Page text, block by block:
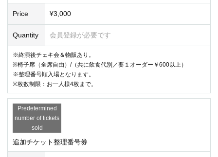
い、聴いてほしい！」というアイドルフリークも大歓迎。そんなにアイ
※共に飲食代別／要1オーダー￥600以上
※お客様都合によるチケットキャンセルは受け付けておりません
※終演後チェキ会＆物販あり
※出演者へのプレゼントは、 会場内設置のプレゼントボックスに入れて
下さい。
Price ¥3,000
Quantity 会員登録が必要です
※終演後チェキ会＆物販あり。
※椅子席（全席自由）/（共に飲食代別／要１オーダー￥600以上）
※整理番号順入場となります。
※枚数制限：お一人様4枚まで。
Predetermined
number of tickets
sold
追加チケット整理番号券